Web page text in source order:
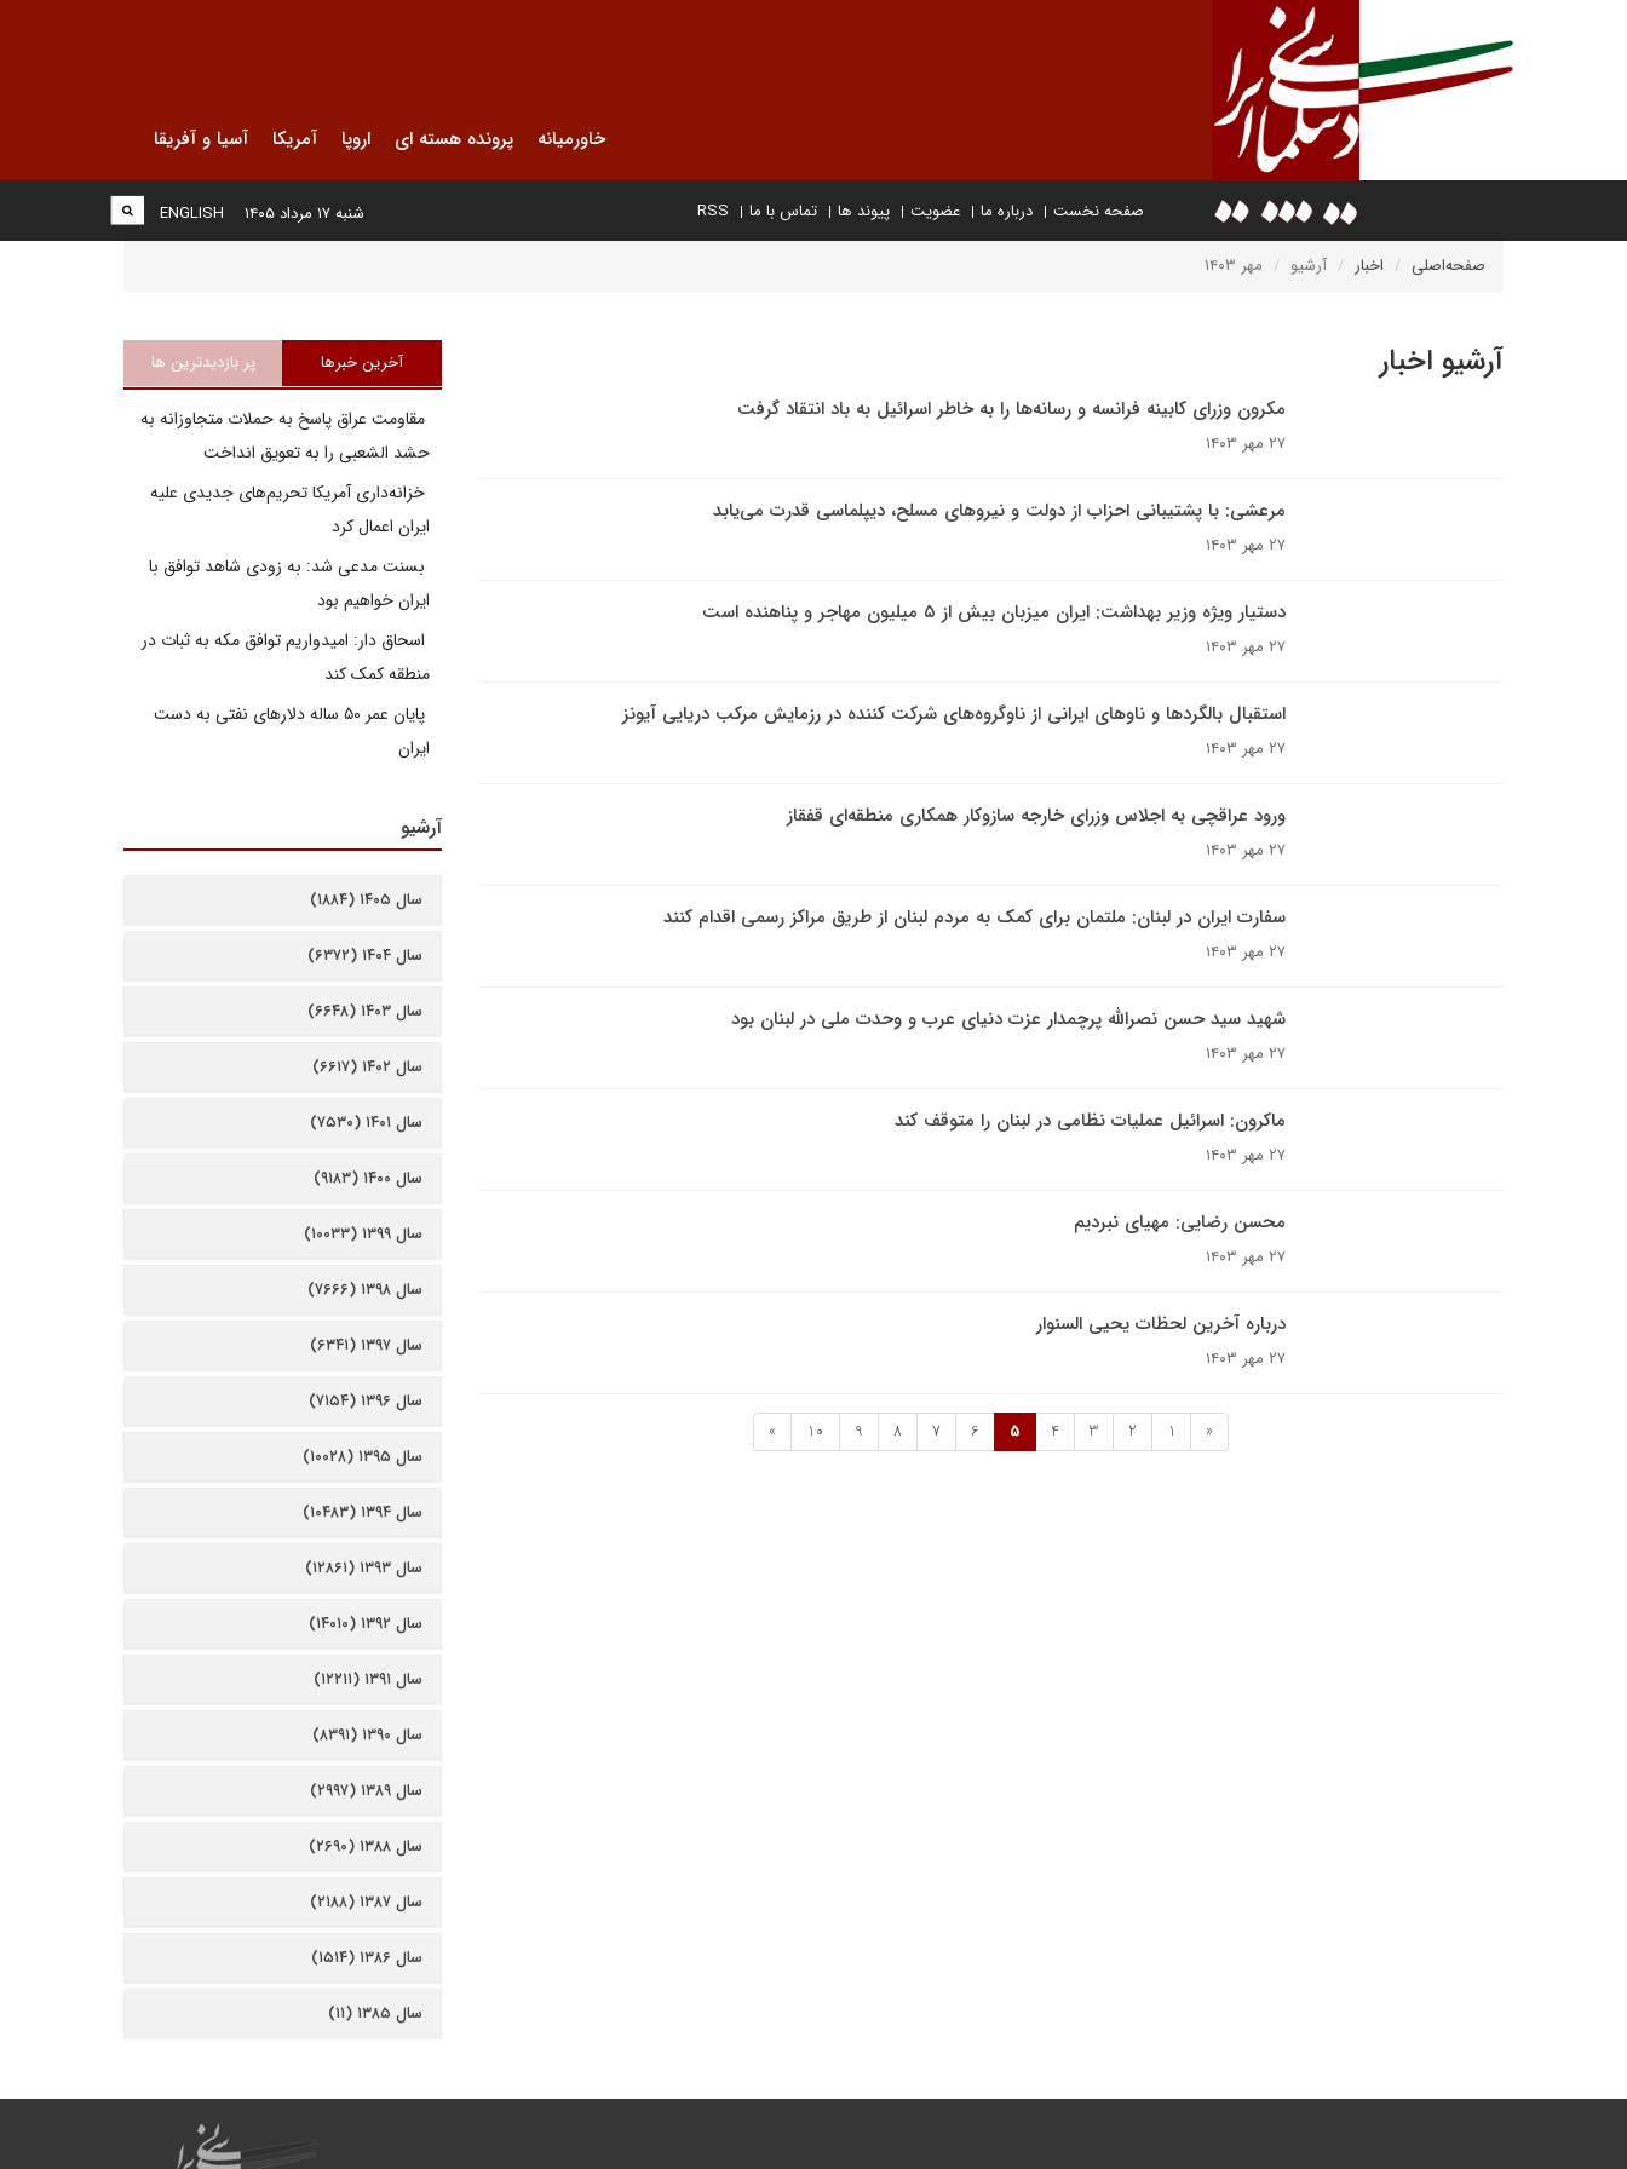
خاورمیانه پرونده هسته ای اروپا آمریکا آسیا و آفریقا
صفحه نخست درباره ما عضویت پیوند ها تماس با ما RSS
ENGLISH شنبه ۱۷ مرداد ۱۴۰۵
صفحه‌اصلی اخبار آرشیو مهر ۱۴۰۳
آرشیو اخبار
مکرون وزرای کابینه فرانسه و رسانه‌ها را به خاطر اسرائیل به باد انتقاد گرفت
۲۷ مهر ۱۴۰۳
مرعشی: با پشتیبانی احزاب از دولت و نیروهای مسلح، دیپلماسی قدرت می‌یابد
۲۷ مهر ۱۴۰۳
دستیار ویژه وزیر بهداشت: ایران میزبان بیش از ۵ میلیون مهاجر و پناهنده است
۲۷ مهر ۱۴۰۳
استقبال بالگردها و ناوهای ایرانی از ناوگروه‌های شرکت کننده در رزمایش مرکب دریایی آیونز
۲۷ مهر ۱۴۰۳
ورود عراقچی به اجلاس وزرای خارجه سازوکار همکاری منطقه‌ای قفقاز
۲۷ مهر ۱۴۰۳
سفارت ایران در لبنان: ملتمان برای کمک‌ به مردم لبنان از طریق مراکز رسمی اقدام کنند
۲۷ مهر ۱۴۰۳
شهید سید حسن نصرالله پرچمدار عزت دنیای عرب و وحدت ملی در لبنان بود
۲۷ مهر ۱۴۰۳
ماکرون: اسرائیل عملیات نظامی در لبنان را متوقف کند
۲۷ مهر ۱۴۰۳
محسن رضایی: مهیای نبردیم
۲۷ مهر ۱۴۰۳
درباره آخرین لحظات یحیی السنوار
۲۷ مهر ۱۴۰۳
«
1
2
3
4
5
6
7
8
9
10
»
آخرین خبرها پر بازدیدترین ها
مقاومت عراق پاسخ به حملات متجاوزانه به
حشد الشعبی را به تعویق انداخت
خزانه‌داری آمریکا تحریم‌های جدیدی علیه
ایران اعمال کرد
بسنت مدعی شد: به زودی شاهد توافق با
ایران خواهیم بود
اسحاق دار: امیدواریم توافق مکه به ثبات در
منطقه کمک کند
پایان عمر ۵۰ ساله دلارهای نفتی به دست
ایران
آرشیو
سال ۱۴۰۵ (۱۸۸۴)
سال ۱۴۰۴ (۶۳۷۲)
سال ۱۴۰۳ (۶۶۴۸)
سال ۱۴۰۲ (۶۶۱۷)
سال ۱۴۰۱ (۷۵۳۰)
سال ۱۴۰۰ (۹۱۸۳)
سال ۱۳۹۹ (۱۰۰۳۳)
سال ۱۳۹۸ (۷۶۶۶)
سال ۱۳۹۷ (۶۳۴۱)
سال ۱۳۹۶ (۷۱۵۴)
سال ۱۳۹۵ (۱۰۰۲۸)
سال ۱۳۹۴ (۱۰۴۸۳)
سال ۱۳۹۳ (۱۲۸۶۱)
سال ۱۳۹۲ (۱۴۰۱۰)
سال ۱۳۹۱ (۱۲۲۱۱)
سال ۱۳۹۰ (۸۳۹۱)
سال ۱۳۸۹ (۲۹۹۷)
سال ۱۳۸۸ (۲۶۹۰)
سال ۱۳۸۷ (۲۱۸۸)
سال ۱۳۸۶ (۱۵۱۴)
سال ۱۳۸۵ (۱۱)